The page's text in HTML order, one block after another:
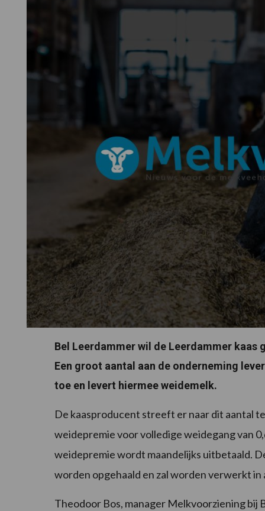
Bel Leerdammer wil de Leerdammer
Een groot aantal aan de onderneming
toe en levert hiermee weidemelk.
De kaasproducent streeft er naar dit aantal
weidepremie voor volledige weidegang van
weidepremie wordt maandelijks uitbetaald.
worden opgehaald en zal worden verwerkt
Theodoor Bos, manager Melkvoorziening bij